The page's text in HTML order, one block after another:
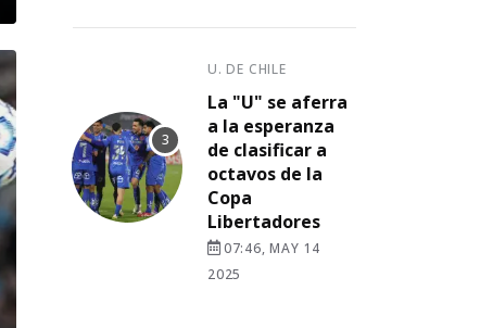
U. DE CHILE
La "U" se aferra
a la esperanza
de clasificar a
octavos de la
Copa
Libertadores
07:46, MAY 14
2025